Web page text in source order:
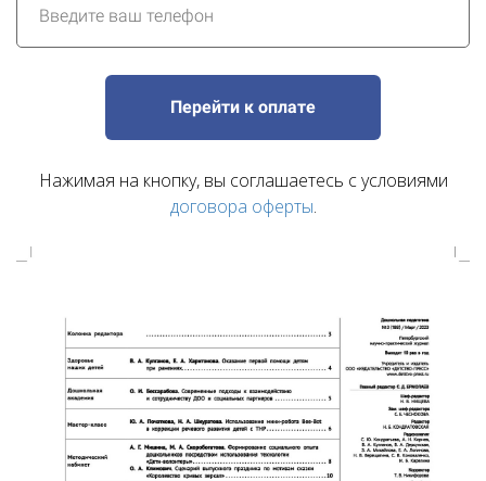
Перейти к оплате
Нажимая на кнопку, вы соглашаетесь с условиями
договора оферты.